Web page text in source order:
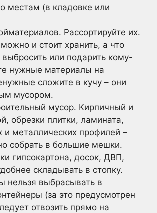
местам (в кладовке или
Рассортируйте их.
и стоит хранить, а что
или подарить кому-
нужные материалы на
сложите в кучу – они
мусором.
мусор. Кирпичный и
обрезки плитки, ламината,
и металлических профилей –
собрать в большие мешки.
гипсокартона, досок, ДВП,
складывать в стопку.
нельзя выбрасывать в
(за это предусмотрен
отвозить прямо на